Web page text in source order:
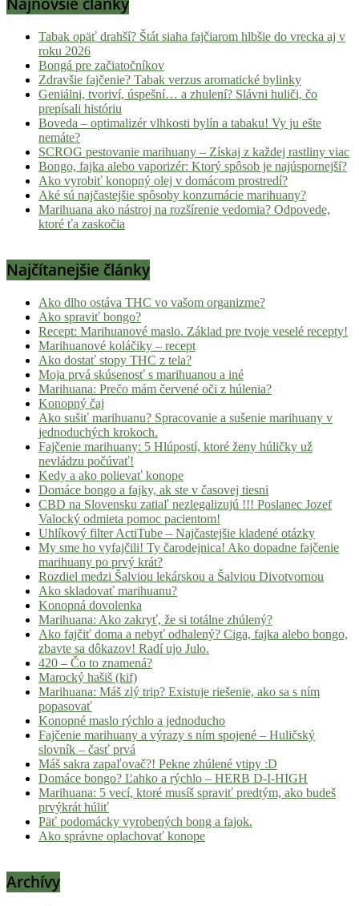
Tabak opäť drahší? Štát siaha fajčiarom hlbšie do vrecka aj v
roku 2026
Bongá pre začiatočníkov
Zdravšie fajčenie? Tabak verzus aromatické bylinky
Geniálni, tvoriví, úspešní… a zhulení? Slávni huliči, čo
prepísali históriu
Boveda – optimalizér vlhkosti bylín a tabaku! Vy ju ešte
nemáte?
SCROG pestovanie marihuany – Získaj z každej rastliny viac
Bongo, fajka alebo vaporizér: Ktorý spôsob je najúspornejší?
Ako vyrobiť konopný olej v domácom prostredí?
Aké sú najčastejšie spôsoby konzumácie marihuany?
Marihuana ako nástroj na rozšírenie vedomia? Odpovede,
ktoré ťa zaskočia
Najčítanejšie články
Ako dlho ostáva THC vo vašom organizme?
Ako spraviť bongo?
Recept: Marihuanové maslo. Základ pre tvoje veselé recepty!
Marihuanové koláčiky – recept
Ako dostať stopy THC z tela?
Moja prvá skúsenosť s marihuanou a iné
Marihuana: Prečo mám červené oči z húlenia?
Konopný čaj
Ako sušiť marihuanu? Spracovanie a sušenie marihuany v
jednoduchých krokoch.
Fajčenie marihuany: 5 Hlúpostí, ktoré ženy húličky už
nevládzu počúvať!
Kedy a ako polievať konope
Domáce bongo a fajky, ak ste v časovej tiesni
CBD na Slovensku zatiaľ nezlegalizujú !!! Poslanec Jozef
Valocký odmieta pomoc pacientom!
Uhlíkový filter ActiTube – Najčastejšie kladené otázky
My sme ho vyfajčili! Ty čarodejnica! Ako dopadne fajčenie
marihuany po prvý krát?
Rozdiel medzi Šalviou lekárskou a Šalviou Divotvornou
Ako skladovať marihuanu?
Konopná dovolenka
Marihuana: Ako zakryť, že si totálne zhúlený?
Ako fajčiť doma a nebyť odhalený? Ciga, fajka alebo bongo,
zbavte sa dôkazov! Radí ujo Julo.
420 – Čo to znamená?
Marocký hašiš (kif)
Marihuana: Máš zlý trip? Existuje riešenie, ako sa s ním
popasovať
Konopné maslo rýchlo a jednoducho
Fajčenie marihuany a výrazy s ním spojené – Huličský
slovník – časť prvá
Máš sakra zapaľovač?! Pekne zhúlené vtipy :D
Domáce bongo? Ľahko a rýchlo – HERB D-I-HIGH
Marihuana: 5 vecí, ktoré musíš spraviť predtým, ako budeš
prvýkrát húliť
Päť podomácky vyrobených bong a fajok.
Ako správne oplachovať konope
Archívy